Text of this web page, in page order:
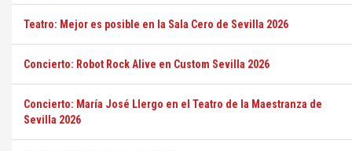
Teatro: Mejor es posible en la Sala Cero de Sevilla 2026
Concierto: Robot Rock Alive en Custom Sevilla 2026
Concierto: María José Llergo en el Teatro de la Maestranza de
Sevilla 2026